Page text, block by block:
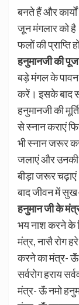
बनते हैं और
जून मंगलार को
फलों की
हनुमानजी की
बड़े मंगल के
करें। इसके बाद
हनुमानजी की
से स्नान कराएं
भी स्नान जरूर
जलाएं और उनकी
बीड़ा जरूर
बाद जीवन में सुख-
हनुमान जी के
भय नाश करने के
मंत्र, नासै रोग
करने का मंत्र- ऊॅं
सर्वरोग हराय
मंत्र- ऊॅं नमो